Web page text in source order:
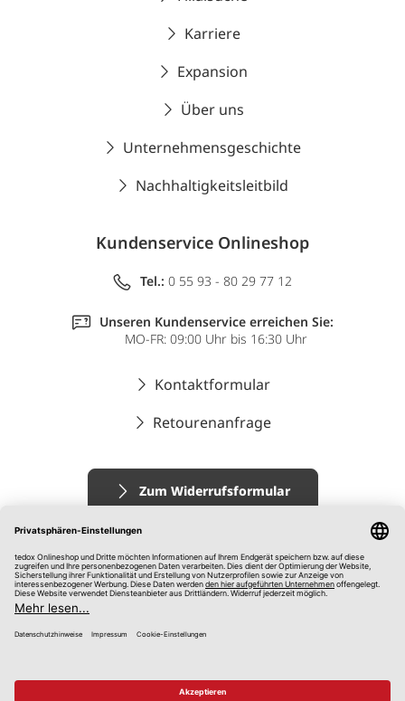
Karriere
Expansion
Über uns
Unternehmensgeschichte
Nachhaltigkeitsleitbild
Kundenservice Onlineshop
Tel.: 0 55 93 - 80 29 77 12
Unseren Kundenservice erreichen Sie:
MO-FR: 09:00 Uhr bis 16:30 Uhr
Kontaktformular
Retourenanfrage
Zum Widerrufsformular
Impressum
AGB
Datenschutz
Hinweisgebersystem